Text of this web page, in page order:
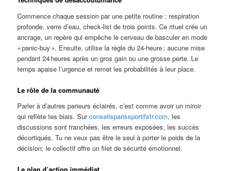
Commence chaque session par une petite routine : respiration
profonde, verre d’eau, check‑list de trois points. Ce rituel crée un
ancrage, un repère qui empêche le cerveau de basculer en mode
« panic‑buy ». Ensuite, utilise la règle du 24‑heure : aucune mise
pendant 24 heures après un gros gain ou une grosse perte. Le
temps apaise l’urgence et remet les probabilités à leur place.
Le rôle de la communauté
Parler à d’autres parieurs éclairés, c’est comme avoir un miroir
qui reflète tes biais. Surconseilsparissportifsfr.com, les
discussions sont tranchées, les erreurs exposées, les succès
décortiqués. Tu ne veux pas être le seul à porter le poids de la
décision; le collectif offre un filet de sécurité émotionnel.